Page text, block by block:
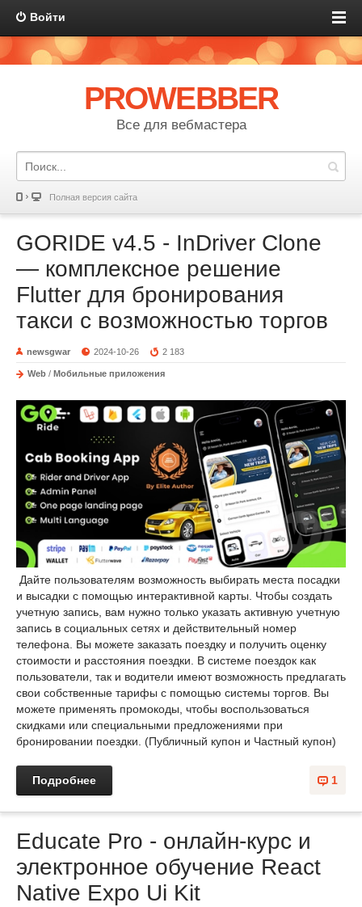
Войти
PROWEBBER
Все для вебмастера
Полная версия сайта
GORIDE v4.5 - InDriver Clone
— комплексное решение
Flutter для бронирования
такси с возможностью торгов
newsgwar 2024-10-26 2 183
Web / Мобильные приложения
Дайте пользователям возможность выбирать места посадки
и высадки с помощью интерактивной карты. Чтобы создать
учетную запись, вам нужно только указать активную учетную
запись в социальных сетях и действительный номер
телефона. Вы можете заказать поездку и получить оценку
стоимости и расстояния поездки. В системе поездок как
пользователи, так и водители имеют возможность предлагать
свои собственные тарифы с помощью системы торгов. Вы
можете применять промокоды, чтобы воспользоваться
скидками или специальными предложениями при
бронировании поездки. (Публичный купон и Частный купон)
1
Подробнее
Educate Pro - онлайн-курс и
электронное обучение React
Native Expo Ui Kit